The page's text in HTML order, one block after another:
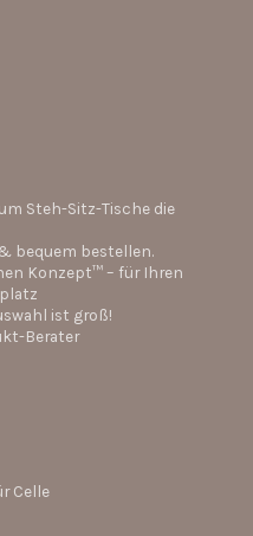
Steh-Sitz-Tische die
bequem bestellen.
Konzept™ – für Ihren
ist groß!
Berater
Celle